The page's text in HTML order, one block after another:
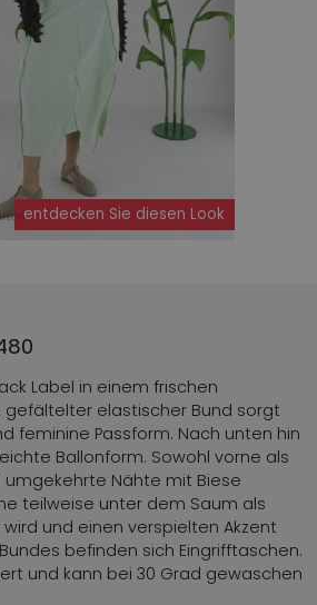
entdecken Sie diesen Look
Label in einem frischen
gefältelter elastischer Bund sorgt
feminine Passform. Nach unten hin
Ballonform. Sowohl vorne als
Nähte mit Biese
teilweise unter dem Saum als
und einen verspielten Akzent
befinden sich Eingrifftaschen.
und kann bei 30 Grad gewaschen